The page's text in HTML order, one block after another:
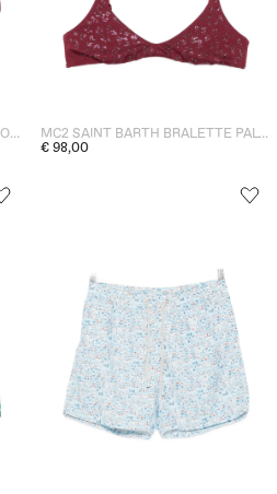
MC2 SAINT BARTH SLIP VIRGO DONNA BORDEAUX
MC2 SAINT BARTH BRALETTE PALOMA DONNA BORDEAUX
€ 98,00